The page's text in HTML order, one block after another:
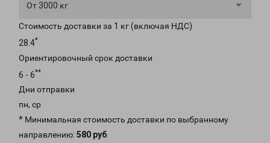
От 3000 кг
Стоимость доставки за 1 кг (включая НДС)
28.4*
Ориентировочный срок доставки
6 - 6**
Дни отправки
пн, ср
* Минимальная стоимость доставки по выбранному
направлению: 580 руб.